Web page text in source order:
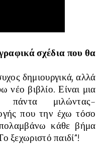
σχέδια που θα
δημιουργικά, αλλά
νέο βιβλίο. Είναι μια
πάντα μιλώντας-
που την έχω τόσο
κάθε βήμα
ξεχωριστό παιδί”!